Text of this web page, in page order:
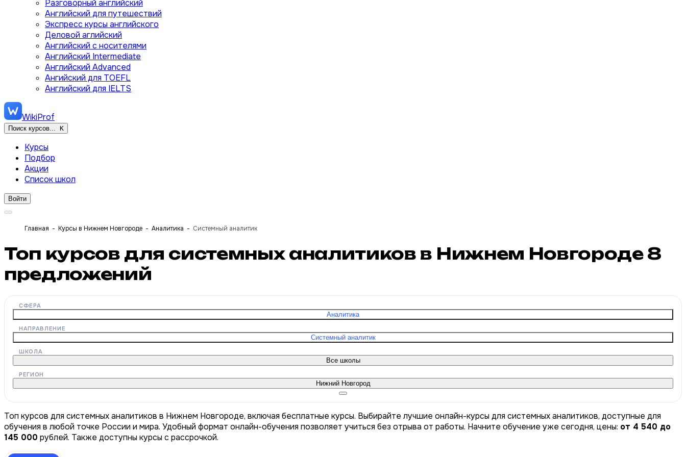
Разговорный английский
Английский для путешествий
Экспресс курсы английского
Деловой аглийский
Английский с носителями
Английский Intermediate
Английский Advanced
Ангийский для TOEFL
Английский для IELTS
WikiProf
Поиск курсов... K
Курсы
Подбор
Акции
Список школ
Войти
Главная Курсы в Нижнем Новгороде Аналитика Системный аналитик
Топ курсов для системных аналитиков в Нижнем Новгороде 8
предложений
СФЕРА
Аналитика
НАПРАВЛЕНИЕ
Системный аналитик
ШКОЛА
Все школы
РЕГИОН
Нижний Новгород
Топ курсов для системных аналитиков в Нижнем Новгороде, включая бесплатные курсы. Выбирайте лучшие онлайн-курсы для системных аналитиков, доступные для
обучения в любой точке России и мира. Удобный формат онлайн-обучения позволяет учиться без отрыва от работы. Начните обучение уже сегодня, цены: от 4 540 до
145 000 рублей. Также доступны курсы с рассрочкой.